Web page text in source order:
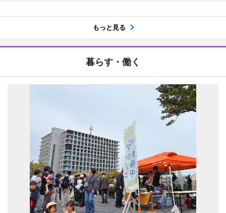
もっと見る
暮らす・働く